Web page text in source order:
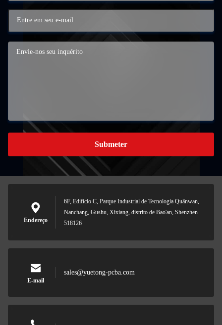
Submeter
Endereço
6F, Edifício C, Parque Industrial de Tecnologia Quânwan,
Nanchang, Gushu, Xixiang, distrito de Bao'an, Shenzhen
518126
E-mail
sales@yuetong-pcba.com